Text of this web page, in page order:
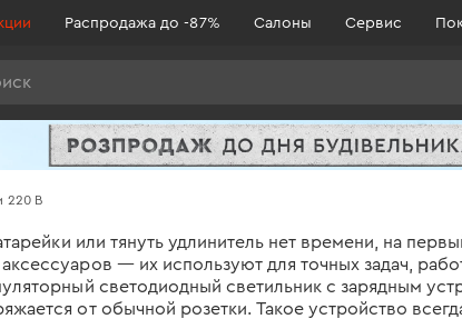
Распродажа до -87% Салоны Сервис
220 В
или тянуть удлинитель нет времени, на
— их используют для точных задач,
светодиодный светильник с зарядным
от обычной розетки. Такое устройство